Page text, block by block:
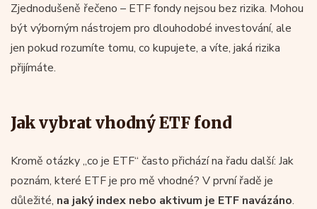
Zjednodušeně řečeno – ETF fondy nejsou bez rizika. Mohou
být výborným nástrojem pro dlouhodobé investování, ale
jen pokud rozumíte tomu, co kupujete, a víte, jaká rizika
přijímáte.
Jak vybrat vhodný ETF fond
Kromě otázky „co je ETF“ často přichází na řadu další: Jak
poznám, které ETF je pro mě vhodné? V první řadě je
důležité, na jaký index nebo aktivum je ETF navázáno.